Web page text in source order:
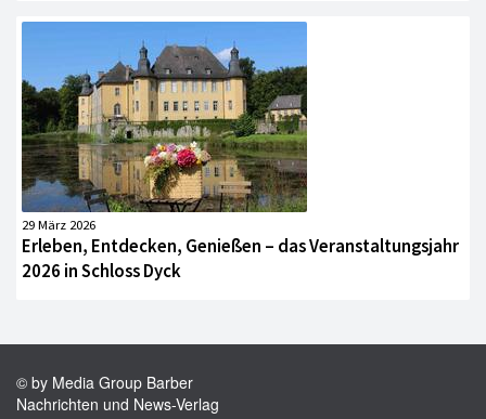
29 März 2026
Erleben, Entdecken, Genießen – das Veranstaltungsjahr
2026 in Schloss Dyck
© by Media Group Barber
Nachrichten und News-Verlag